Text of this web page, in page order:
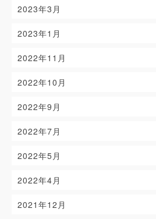
2023年3月
2023年1月
2022年11月
2022年10月
2022年9月
2022年7月
2022年5月
2022年4月
2021年12月